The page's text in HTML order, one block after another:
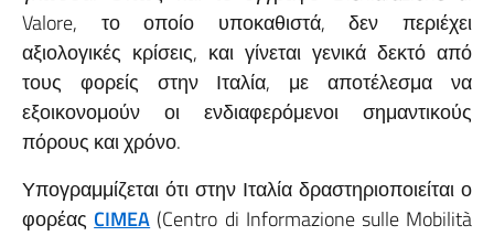
Valore, το οποίο υποκαθιστά, δεν περιέχει
αξιολογικές κρίσεις, και γίνεται γενικά δεκτό από
τους φορείς στην Ιταλία, με αποτέλεσμα να
εξοικονομούν οι ενδιαφερόμενοι σημαντικούς
πόρους και χρόνο.
Υπογραμμίζεται ότι στην Ιταλία δραστηριοποιείται ο
φορέας CIMEA (Centro di Informazione sulle Mobilità